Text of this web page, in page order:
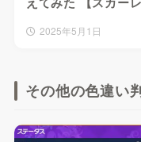
2025年5月1日
その他の色違い